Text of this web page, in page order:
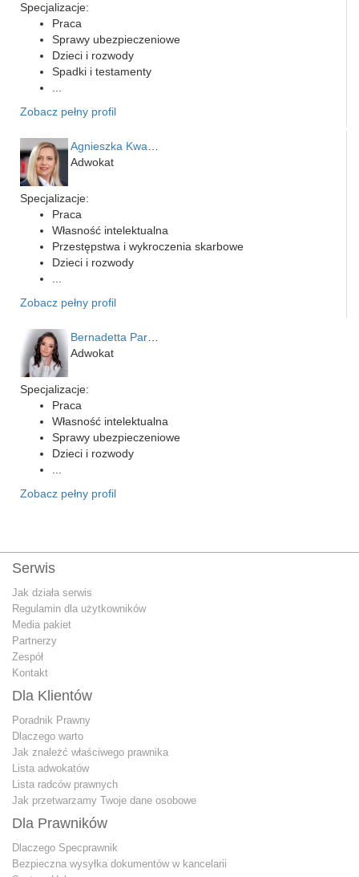
Specjalizacje:
Praca
Sprawy ubezpieczeniowe
Dzieci i rozwody
Spadki i testamenty
Zobacz pełny profil
Adwokat
Specjalizacje:
Praca
Własność intelektualna
Przestępstwa i wykroczenia skarbowe
Dzieci i rozwody
Zobacz pełny profil
Adwokat
Specjalizacje:
Praca
Własność intelektualna
Sprawy ubezpieczeniowe
Dzieci i rozwody
Zobacz pełny profil
Serwis
Jak działa serwis
Regulamin dla użytkowników
Media pakiet
Partnerzy
Zespół
Kontakt
Dla Klientów
Poradnik Prawny
Dlaczego warto
Jak znależć właściwego prawnika
Lista adwokatów
Lista radców prawnych
Jak przetwarzamy Twoje dane osobowe
Dla Prawników
Dlaczego Specprawnik
Bezpieczna wysyłka dokumentów w kancelarii